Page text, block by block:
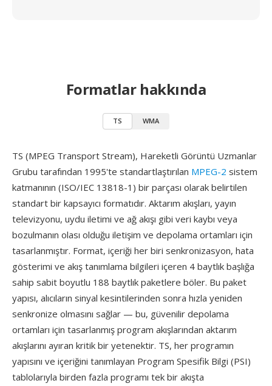
Formatlar hakkında
TS WMA
TS (MPEG Transport Stream), Hareketli Görüntü Uzmanlar
Grubu tarafından 1995'te standartlaştırılan MPEG-2 sistem
katmanının (ISO/IEC 13818-1) bir parçası olarak belirtilen
standart bir kapsayıcı formatıdır. Aktarım akışları, yayın
televizyonu, uydu iletimi ve ağ akışı gibi veri kaybı veya
bozulmanın olası olduğu iletişim ve depolama ortamları için
tasarlanmıştır. Format, içeriği her biri senkronizasyon, hata
gösterimi ve akış tanımlama bilgileri içeren 4 baytlık başlığa
sahip sabit boyutlu 188 baytlık paketlere böler. Bu paket
yapısı, alıcıların sinyal kesintilerinden sonra hızla yeniden
senkronize olmasını sağlar — bu, güvenilir depolama
ortamları için tasarlanmış program akışlarından aktarım
akışlarını ayıran kritik bir yetenektir. TS, her programın
yapısını ve içeriğini tanımlayan Program Spesifik Bilgi (PSI)
tablolarıyla birden fazla programı tek bir akışta